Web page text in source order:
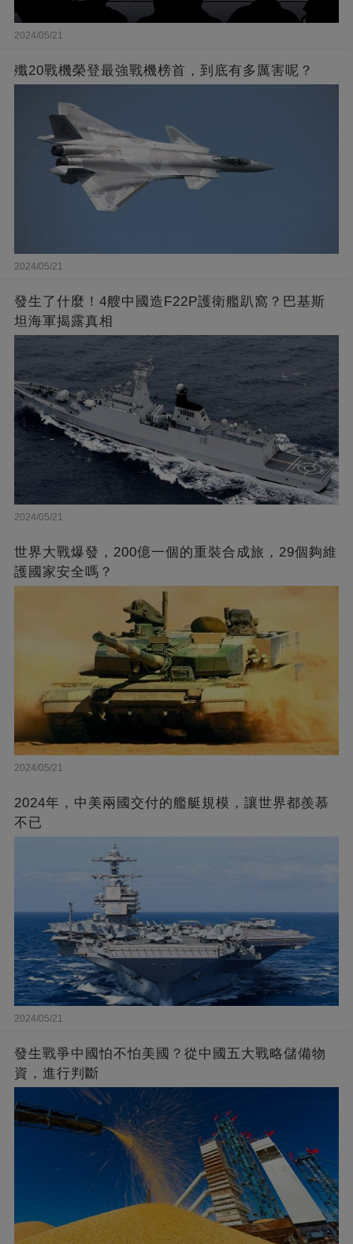
2024/05/21
殲20戰機榮登最強戰機榜首，到底有多厲害呢？
2024/05/21
發生了什麼！4艘中國造F22P護衛艦趴窩？巴基斯
坦海軍揭露真相
2024/05/21
世界大戰爆發，200億一個的重裝合成旅，29個夠維
護國家安全嗎？
2024/05/21
2024年，中美兩國交付的艦艇規模，讓世界都羨慕
不已
2024/05/21
發生戰爭中國怕不怕美國？從中國五大戰略儲備物
資，進行判斷